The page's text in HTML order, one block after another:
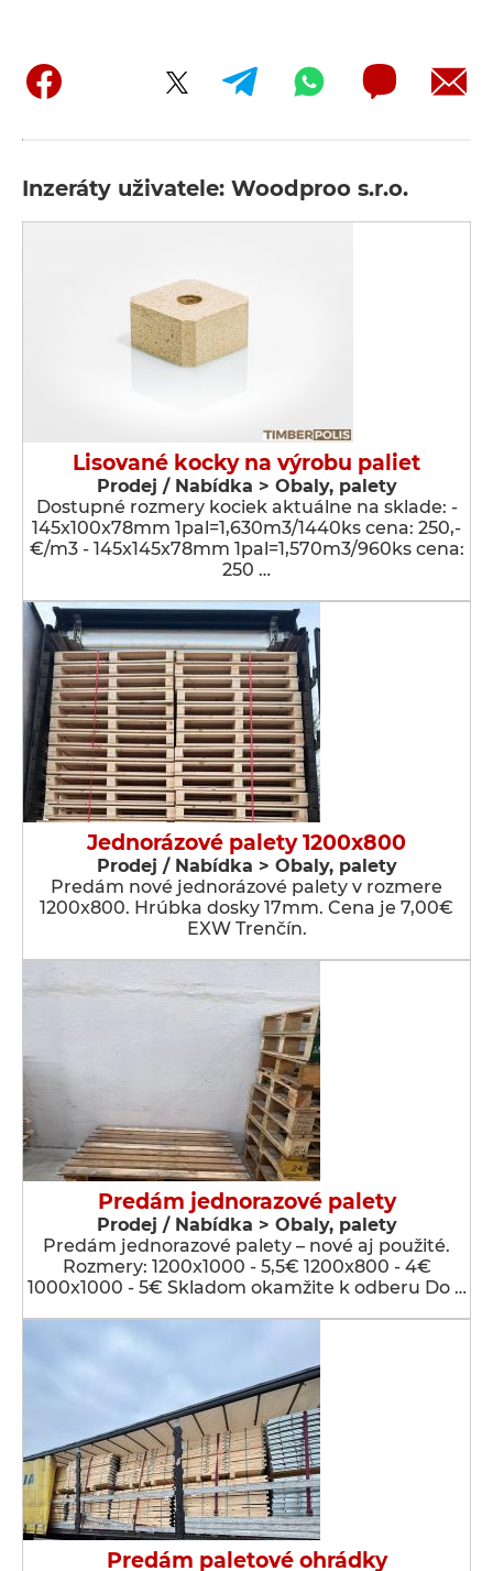
Inzeráty uživatele: Woodproo s.r.o.
Lisované kocky na výrobu paliet
Prodej / Nabídka > Obaly, palety
Dostupné rozmery kociek aktuálne na sklade: -
145x100x78mm 1pal=1,630m3/1440ks cena: 250,-
€/m3 - 145x145x78mm 1pal=1,570m3/960ks cena:
250 …
Jednorázové palety 1200x800
Prodej / Nabídka > Obaly, palety
Predám nové jednorázové palety v rozmere
1200x800. Hrúbka dosky 17mm. Cena je 7,00€
EXW Trenčín.
Predám jednorazové palety
Prodej / Nabídka > Obaly, palety
Predám jednorazové palety – nové aj použité.
Rozmery: 1200x1000 - 5,5€ 1200x800 - 4€
1000x1000 - 5€ Skladom okamžite k odberu Do …
Predám paletové ohrádky